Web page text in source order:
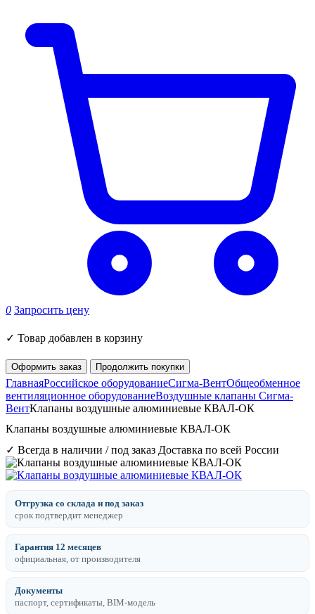
0 Запросить цену
✓ Товар добавлен в корзину
Оформить заказ Продолжить покупки
ГлавнаяРоссийское оборудованиеСигма-ВентОбщеобменное
вентиляционное оборудованиеВоздушные клапаны Сигма-
ВентКлапаны воздушные алюминиевые КВАЛ-ОК
Клапаны воздушные алюминиевые КВАЛ-ОК
✓ Всегда в наличии / под заказ Доставка по всей России
Отгрузка со склада и под заказ
срок подтвердит менеджер
Гарантия 12 месяцев
официальная, от производителя
Документы
паспорт, сертификаты, BIM-модель